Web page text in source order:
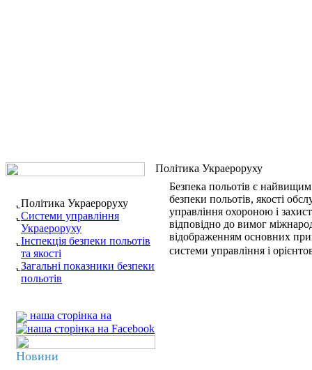
Політика Украероруху
Системи управління
Украероруху
Інспекція безпеки польотів
та якості
Загальні показники безпеки
польотів
наша сторінка на
Новини
Політика Украероруху
Безпека польотів є найвищим
безпеки польотів, якості
управління охороною і
відповідно до вимог
відображенням основних
системи управління і